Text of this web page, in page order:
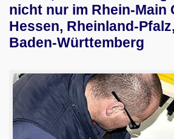
Shop
Videos
Schärfdienst
Schaerfdienst anfordern
Wir über uns
nicht nur im Rhein-Main
Hessen, Rheinland-
Baden-​Württemberg